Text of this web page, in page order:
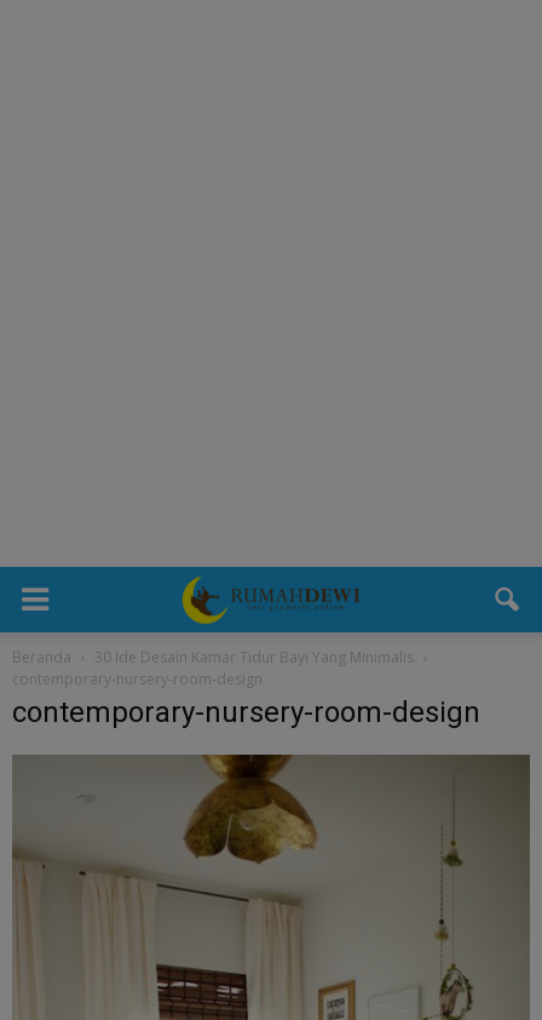
Beranda
30 Ide Desain Kamar Tidur Bayi Yang Minimalis
contemporary-nursery-room-design
contemporary-nursery-room-design